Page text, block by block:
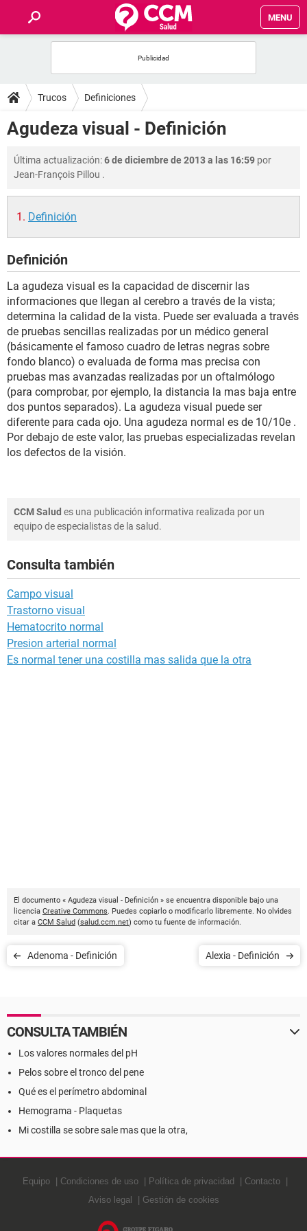
MENU
FOROS
SALUD
FAMILIA
NUTRICIÓN
SEXUALIDAD
GLOSARIO
Trucos Definiciones
Agudeza visual - Definición
Última actualización:6 de diciembre de 2013 a las 16:59 por
Jean-François Pillou .
Definición
Definición
La agudeza visual es la capacidad de discernir las
informaciones que llegan al cerebro a través de la vista;
determina la calidad de la vista. Puede ser evaluada a través
de pruebas sencillas realizadas por un médico general
(básicamente el famoso cuadro de letras negras sobre
fondo blanco) o evaluada de forma mas precisa con
pruebas mas avanzadas realizadas por un oftalmólogo
(para comprobar, por ejemplo, la distancia la mas baja entre
dos puntos separados). La agudeza visual puede ser
diferente para cada ojo. Una agudeza normal es de 10/10e .
Por debajo de este valor, las pruebas especializadas revelan
los defectos de la visión.
CCM Salud es una publicación informativa realizada por un
equipo de especialistas de la salud.
Consulta también
Campo visual
Trastorno visual
Hematocrito normal
Presion arterial normal
Es normal tener una costilla mas salida que la otra
El documento « Agudeza visual - Definición » se encuentra disponible bajo una
licencia Creative Commons. Puedes copiarlo o modificarlo libremente. No olvides
citar a CCM Salud (salud.ccm.net) como tu fuente de información.
Adenoma - Definición Alexia - Definición
CONSULTA TAMBIÉN
Los valores normales del pH
Pelos sobre el tronco del pene
Qué es el perímetro abdominal
Hemograma - Plaquetas
Mi costilla se sobre sale mas que la otra,
Equipo Condiciones de uso Política de privacidad
Contacto
Aviso legal
Gestión de cookies